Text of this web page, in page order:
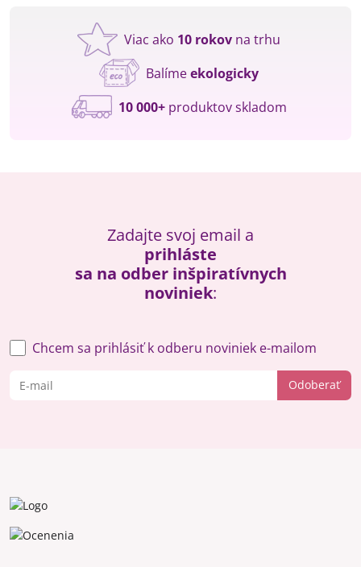
Viac ako 10 rokov na trhu
Balímeekologicky
10 000+produktov skladom
Zadajte svoj email a
prihláste
sa na odber inšpiratívnych
noviniek:
Odoberať
Chcem sa prihlásiť k odberu noviniek e-mailom